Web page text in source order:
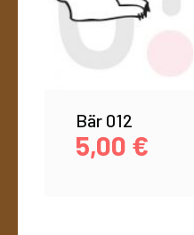
Bär 012
5,00 €